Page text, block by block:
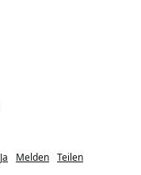
Ja Melden Teilen